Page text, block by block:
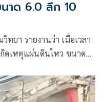
าด 6.0 ลึก 10
ทยา รายงานว่า เมื่อเวลา
กิดเหตุแผ่นดินไหว ขนาด